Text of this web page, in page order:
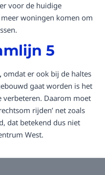
voor de huidige
woningen komen om
5
omdat er ook bij de haltes
gaat worden is het
verbeteren. Daarom moet
rijden’ net zoals
dat betekend dus niet
West.